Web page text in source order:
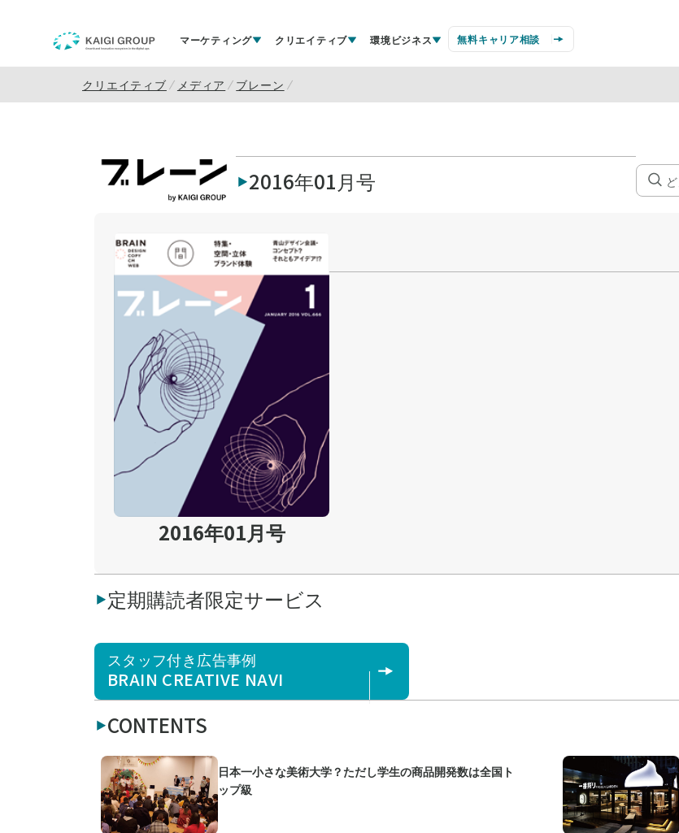
マーケティング クリエイティブ 環境ビジネス 無料キャリア相談
クリエイティブ メディア ブレーン
2016年01月号
2016年01月号
定期購読者限定サービス
スタッフ付き広告事例
BRAIN CREATIVE NAVI
CONTENTS
日本一小さな美術大学？ただし学生の商品開発数は全国ト
ップ級